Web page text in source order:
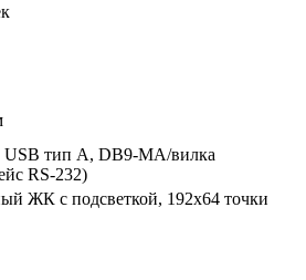
USB тип А, DB9-MА/вилка
RS-232)
ЖК с подсветкой, 192х64 точки